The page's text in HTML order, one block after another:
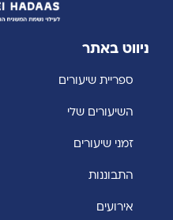
ניווט באתר
ספריית שיעורים
השיעורים שלי
זמני שיעורים
התבוננות
אירועים